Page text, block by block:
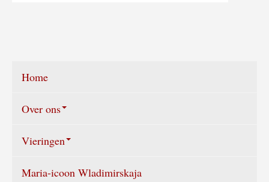
Home
Over ons
Wie zijn wij?
Vieringen
Vieringen agenda
Maria-icoon Wladimirskaja